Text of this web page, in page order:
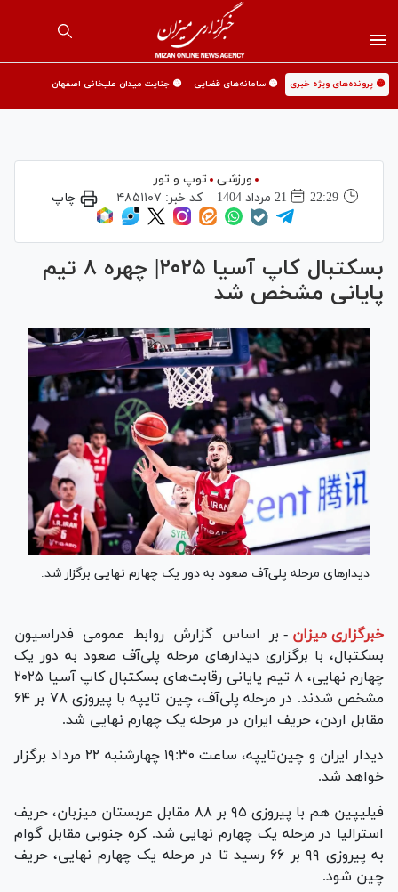
🟡 پرونده‌های ویژه خبری 🟡 سامانه‌های قضایی 🟡 جنایت میدان علیخانی اصفهان
ورزشی
توپ و تور
22:29
21 مرداد 1404 کد خبر: ۴۸۵۱۱۰۷ چاپ
بسکتبال کاپ آسیا ۲۰۲۵| چهره ۸ تیم
پایانی مشخص شد
دیدارهای مرحله پلی‌آف صعود به دور یک چهارم نهایی برگزار شد.
خبرگزاری میزان - بر اساس گزارش روابط عمومی فدراسیون
بسکتبال، با برگزاری دیدار‌های مرحله پلی‌آف صعود به دور یک
چهارم نهایی، ۸ تیم پایانی رقابت‌های بسکتبال کاپ آسیا ۲۰۲۵
مشخص شدند. در مرحله پلی‌آف، چین تایپه با پیروزی ۷۸ بر ۶۴
مقابل اردن، حریف ایران در مرحله یک چهارم نهایی شد.
دیدار ایران و چین‌تایپه، ساعت ۱۹:۳۰ چهارشنبه ۲۲ مرداد برگزار
خواهد شد.
فیلیپین هم با پیروزی ۹۵ بر ۸۸ مقابل عربستان میزبان، حریف
استرالیا در مرحله یک چهارم نهایی شد. کره جنوبی مقابل گوام
به پیروزی ۹۹ بر ۶۶ رسید تا در مرحله یک چهارم نهایی، حریف
چین شود.